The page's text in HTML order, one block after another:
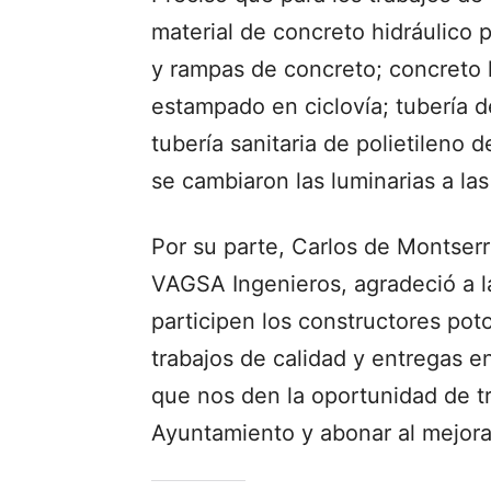
material de concreto hidráulico
y rampas de concreto;
estampado en ciclovía; tubería
tubería sanitaria de polietileno
se cambiaron las luminarias a
Por su parte, Carlos de
VAGSA Ingenieros, agradeció a
participen los constructores
trabajos de calidad y entregas
que nos den la oportunidad de
Ayuntamiento y abonar al